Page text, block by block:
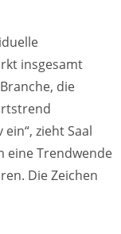
insgesamt
die
zieht Saal
eine Trendwende
Die Zeichen